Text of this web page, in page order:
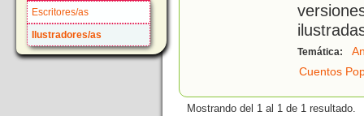
Escritores/as
Ilustradores/as
Temática:
Cuentos
Mostrando del 1 al 1 de 1 resultado.